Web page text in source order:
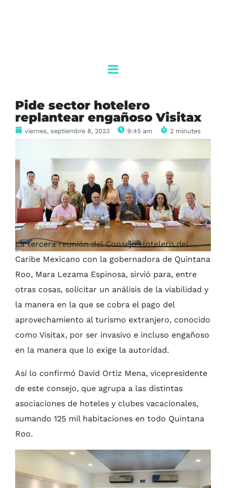
Pide sector hotelero
replantear engañoso Visitax
viernes, septiembre 8, 2023 9:45 am 2 minutes
La tercera reunión del Consejo Hotelero del
Caribe Mexicano con la gobernadora de Quintana
Roo, Mara Lezama Espinosa, sirvió para, entre
otras cosas, solicitar un análisis de la viabilidad y
la manera en la que se cobra el pago del
aprovechamiento al turismo extranjero, conocido
como Visitax, por ser invasivo e incluso engañoso
en la manera que lo exige la autoridad.
Así lo confirmó David Ortiz Mena, vicepresidente
de este consejo, que agrupa a las distintas
asociaciones de hoteles y clubes vacacionales,
sumando 125 mil habitaciones en todo Quintana
Roo.